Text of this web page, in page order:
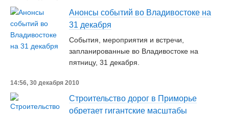
Анонсы событий во Владивостоке на
31 декабря
События, мероприятия и встречи,
запланированные во Владивостоке на
пятницу, 31 декабря.
14:56, 30 декабря 2010
Строительство дорог в Приморье
обретает гигантские масштабы